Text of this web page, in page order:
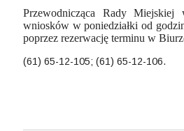
Przewodnicząca Rady
wniosków w poniedziałki od
poprzez rezerwację terminu w
(61) 65-12-105; (61) 65-12-106.